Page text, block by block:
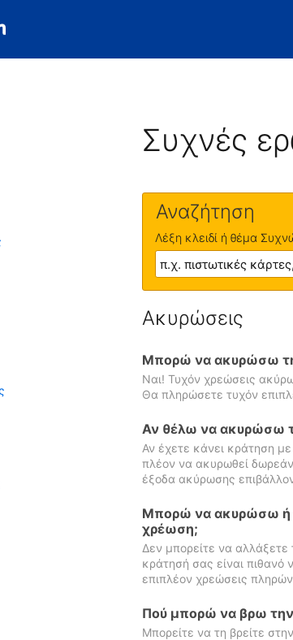
Συχνές
Αναζήτηση
Λέξη κλειδί ή θέμα
Ακυρώσεις
Μπορώ να ακυρώσω
Ναι! Τυχόν χρεώσεις
Θα πληρώσετε τυχόν
Αν θέλω να ακυρώσω
Αν έχετε κάνει κράτηση
πλέον να ακυρωθεί
έξοδα ακύρωσης
Μπορώ να ακυρώσω ή
χρέωση;
Δεν μπορείτε να αλλάξετε
κράτησή σας είναι
επιπλέον χρεώσεις
Πού μπορώ να βρω την
Μπορείτε να τη βρείτε